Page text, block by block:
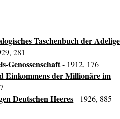
Taschenbuch der
281
Genossenschaft- 1912, 176
Einkommens der Millionäre im
Deutschen Heeres- 1926, 885